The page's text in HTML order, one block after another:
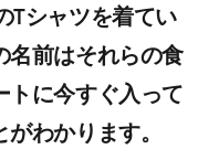
Tシャツを着てい
名前はそれらの食
トに今すぐ入って
わかります。